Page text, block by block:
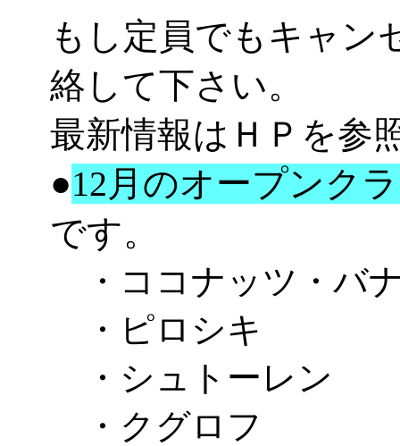
もし定員でもキャン
絡して下さい。
最新情報はＨＰを参
●12月のオープンク
です。
・ココナッツ・バ
・ピロシキ
・シュトーレン
・クグロフ